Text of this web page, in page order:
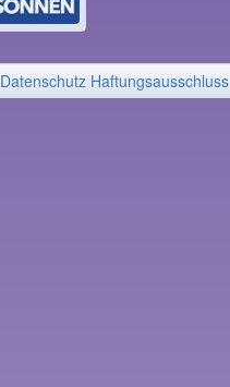
Datenschutz Haftungsausschluss